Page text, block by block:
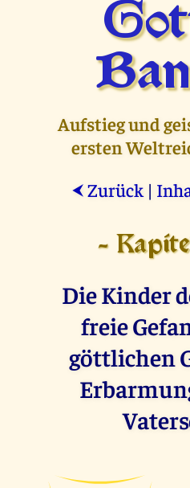
Aufstieg und
ersten
⮜ Zurück |
-
Die Kinder
freie
göttlichen